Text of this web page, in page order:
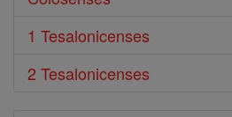
1 Tesalonicenses
2 Tesalonicenses